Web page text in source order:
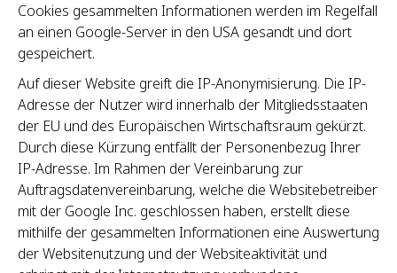
Cookies gesammelten Informationen werden im Regelfall
an einen Google-Server in den USA gesandt und dort
gespeichert.
Auf dieser Website greift die IP-Anonymisierung. Die IP-
Adresse der Nutzer wird innerhalb der Mitgliedsstaaten
der EU und des Europäischen Wirtschaftsraum gekürzt.
Durch diese Kürzung entfällt der Personenbezug Ihrer
IP-Adresse. Im Rahmen der Vereinbarung zur
Auftragsdatenvereinbarung, welche die Websitebetreiber
mit der Google Inc. geschlossen haben, erstellt diese
mithilfe der gesammelten Informationen eine Auswertung
der Websitenutzung und der Websiteaktivität und